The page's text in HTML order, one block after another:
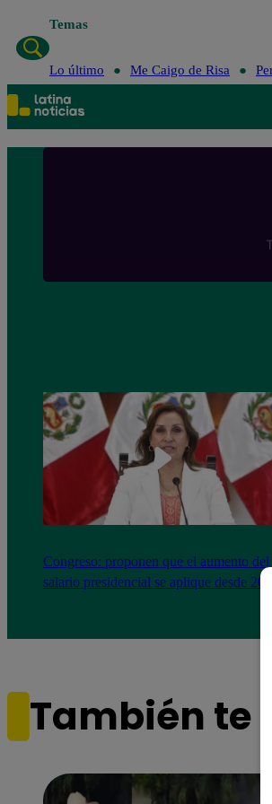
Temas
Lo último Me Caigo de Risa
Congreso: proponen que el aumento del
salario presidencial se aplique desde 2026
También te